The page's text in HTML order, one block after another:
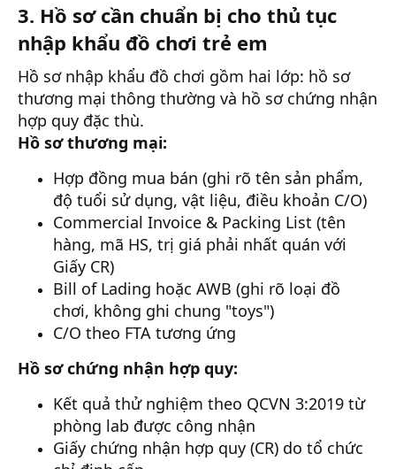
3. Hồ sơ cần chuẩn bị cho thủ tục
nhập khẩu đồ chơi trẻ em
Hồ sơ nhập khẩu đồ chơi gồm hai lớp: hồ sơ
thương mại thông thường và hồ sơ chứng nhận
hợp quy đặc thù.
Hồ sơ thương mại:
Hợp đồng mua bán (ghi rõ tên sản phẩm,
độ tuổi sử dụng, vật liệu, điều khoản C/O)
Commercial Invoice & Packing List (tên
hàng, mã HS, trị giá phải nhất quán với
Giấy CR)
Bill of Lading hoặc AWB (ghi rõ loại đồ
chơi, không ghi chung "toys")
C/O theo FTA tương ứng
Hồ sơ chứng nhận hợp quy:
Kết quả thử nghiệm theo QCVN 3:2019 từ
phòng lab được công nhận
Giấy chứng nhận hợp quy (CR) do tổ chức